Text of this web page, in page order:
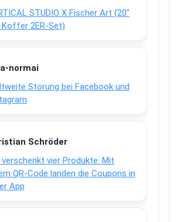
STUDIO X Fischer Art (20″
Koffer 2ER-Set)
normai
Störung bei Facebook und
Schröder
vier Produkte: Mit
QR-Code landen die Coupons in
App